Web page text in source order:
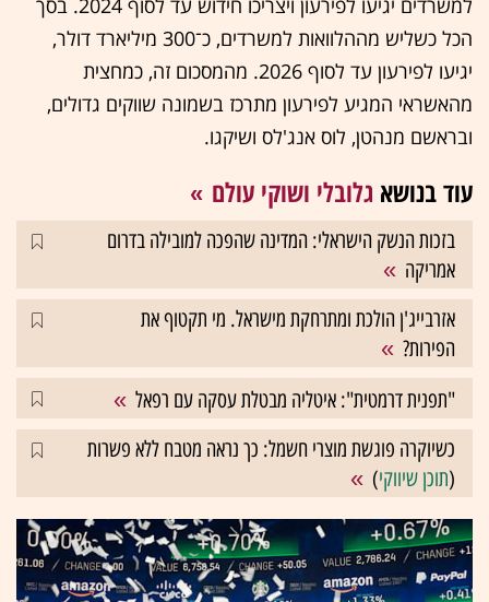
למשרדים יגיעו לפירעון ויצריכו חידוש עד לסוף 2024. בסך
הכל כשליש מההלוואות למשרדים, כ־300 מיליארד דולר,
יגיעו לפירעון עד לסוף 2026. מהמסכום זה, כמחצית
מהאשראי המגיע לפירעון מתרכז בשמונה שווקים גדולים,
ובראשם מנהטן, לוס אנג'לס ושיקגו.
עוד בנושא גלובלי ושוקי עולם
בזכות הנשק הישראלי: המדינה שהפכה למובילה בדרום
אמריקה
אזרבייג'ן הולכת ומתרחקת מישראל. מי תקטוף את
הפירות?
"תפנית דרמטית": איטליה מבטלת עסקה עם רפאל
כשיוקרה פוגשת מוצרי חשמל: כך נראה מטבח ללא פשרות
(תוכן שיווקי)